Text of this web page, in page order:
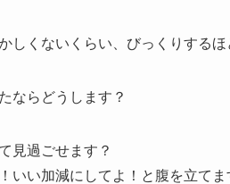
しくないくらい、びっくりする
ならどうします？
見過ごせます？
いい加減にしてよ！と腹を立てま